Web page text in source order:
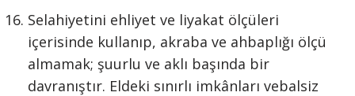
Selahiyetini ehliyet ve liyakat ölçüleri
içerisinde kullanıp, akraba ve ahbaplığı ölçü
almamak; şuurlu ve aklı başında bir
davranıştır. Eldeki sınırlı imkânları vebalsiz